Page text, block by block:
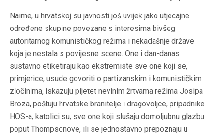
Naime, u hrvatskoj su javnosti još uvijek jako utjecajne
određene skupine povezane s interesima bivšeg
autoritarnog komunističkog režima i nekadašnje države
koja je nestala s povijesne scene. One i dan-danas
sustavno etiketiraju kao ekstremiste sve one koji se,
primjerice, usude govoriti o partizanskim i komunističkim
zločinima, iskazuju pijetet nevinim žrtvama režima Josipa
Broza, poštuju hrvatske branitelje i dragovoljce, pripadnike
HOS-a, katolici su, sve one koji slušaju domoljubnu glazbu
poput Thompsonove, ili se jednostavno prepoznaju u